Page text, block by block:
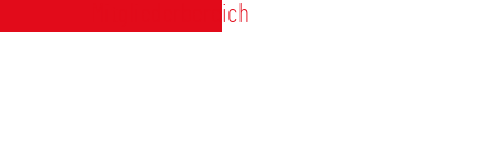
Mitgliederbereich